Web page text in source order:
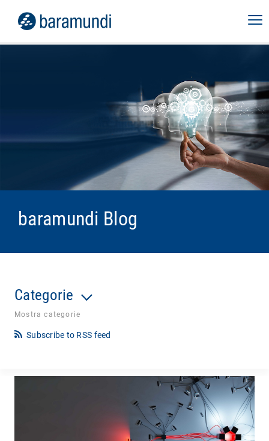
baramundi Blog
Categorie
Mostra categorie
Subscribe to RSS feed